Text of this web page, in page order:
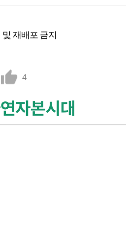
재배포 금지
4